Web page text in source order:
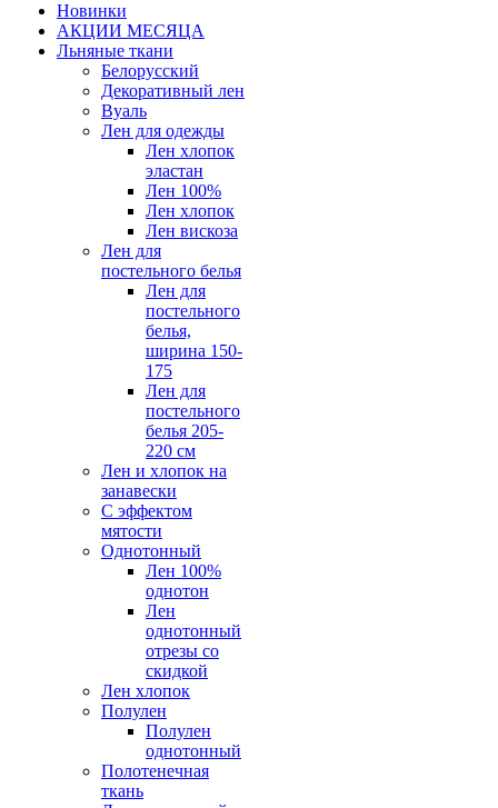
Новинки
АКЦИИ МЕСЯЦА
Льняные ткани
Белорусский
Декоративный лен
Вуаль
Лен для одежды
Лен хлопок
эластан
Лен 100%
Лен хлопок
Лен вискоза
Лен для
постельного белья
Лен для
постельного
белья,
ширина 150-
175
Лен для
постельного
белья 205-
220 см
Лен и хлопок на
занавески
С эффектом
мятости
Однотонный
Лен 100%
однотон
Лен
однотонный
отрезы со
скидкой
Лен хлопок
Полулен
Полулен
однотонный
Полотенечная
ткань